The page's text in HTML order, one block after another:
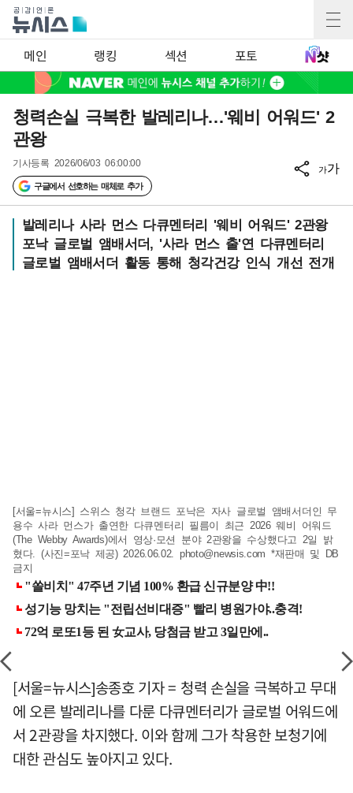
메인 랭킹 섹션 포토
청력손실 극복한 발레리나…'웨비 어워드' 2
관왕
기사등록 2026/06/03 06:00:00
구글에서 선호하는 매체로 추가
가가
발레리나 사라 먼스 다큐멘터리 '웨비 어워드' 2관왕
포낙 글로벌 앰배서더, '사라 먼스 출'연 다큐멘터리
글로벌 앰배서더 활동 통해 청각건강 인식 개선 전개
[서울=뉴시스] 스위스 청각 브랜드 포낙은 자사 글로벌 앰배서더인 무
용수 사라 먼스가 출연한 다큐멘터리 필름이 최근 2026 웨비 어워드
(The Webby Awards)에서 영상·모션 분야 2관왕을 수상했다고 2일 밝
혔다. (사진=포낙 제공) 2026.06.02. photo@newsis.com *재판매 및 DB
금지
[서울=뉴시스]송종호 기자 = 청력 손실을 극복하고 무대
에 오른 발레리나를 다룬 다큐멘터리가 글로벌 어워드에
서 2관광을 차지했다. 이와 함께 그가 착용한 보청기에
대한 관심도 높아지고 있다.